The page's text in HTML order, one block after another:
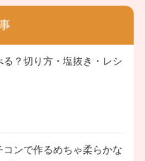
る？切り方・塩抜き・レシ
コンで作るめちゃ柔らかな